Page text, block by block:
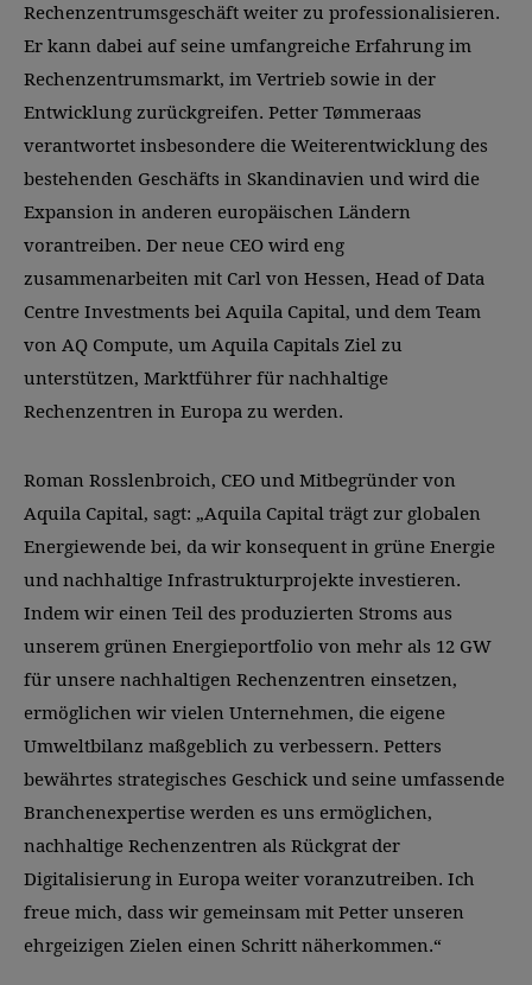
Rechenzentrumsgeschäft weiter zu professionalisieren.
Er kann dabei auf seine umfangreiche Erfahrung im
Rechenzentrumsmarkt, im Vertrieb sowie in der
Entwicklung zurückgreifen. Petter Tømmeraas
verantwortet insbesondere die Weiterentwicklung des
bestehenden Geschäfts in Skandinavien und wird die
Expansion in anderen europäischen Ländern
vorantreiben. Der neue CEO wird eng
zusammenarbeiten mit Carl von Hessen, Head of Data
Centre Investments bei Aquila Capital, und dem Team
von AQ Compute, um Aquila Capitals Ziel zu
unterstützen, Marktführer für nachhaltige
Rechenzentren in Europa zu werden.
Roman Rosslenbroich, CEO und Mitbegründer von
Aquila Capital, sagt: „Aquila Capital trägt zur globalen
Energiewende bei, da wir konsequent in grüne Energie
und nachhaltige Infrastrukturprojekte investieren.
Indem wir einen Teil des produzierten Stroms aus
unserem grünen Energieportfolio von mehr als 12 GW
für unsere nachhaltigen Rechenzentren einsetzen,
ermöglichen wir vielen Unternehmen, die eigene
Umweltbilanz maßgeblich zu verbessern. Petters
bewährtes strategisches Geschick und seine umfassende
Branchenexpertise werden es uns ermöglichen,
nachhaltige Rechenzentren als Rückgrat der
Digitalisierung in Europa weiter voranzutreiben. Ich
freue mich, dass wir gemeinsam mit Petter unseren
ehrgeizigen Zielen einen Schritt näherkommen.“